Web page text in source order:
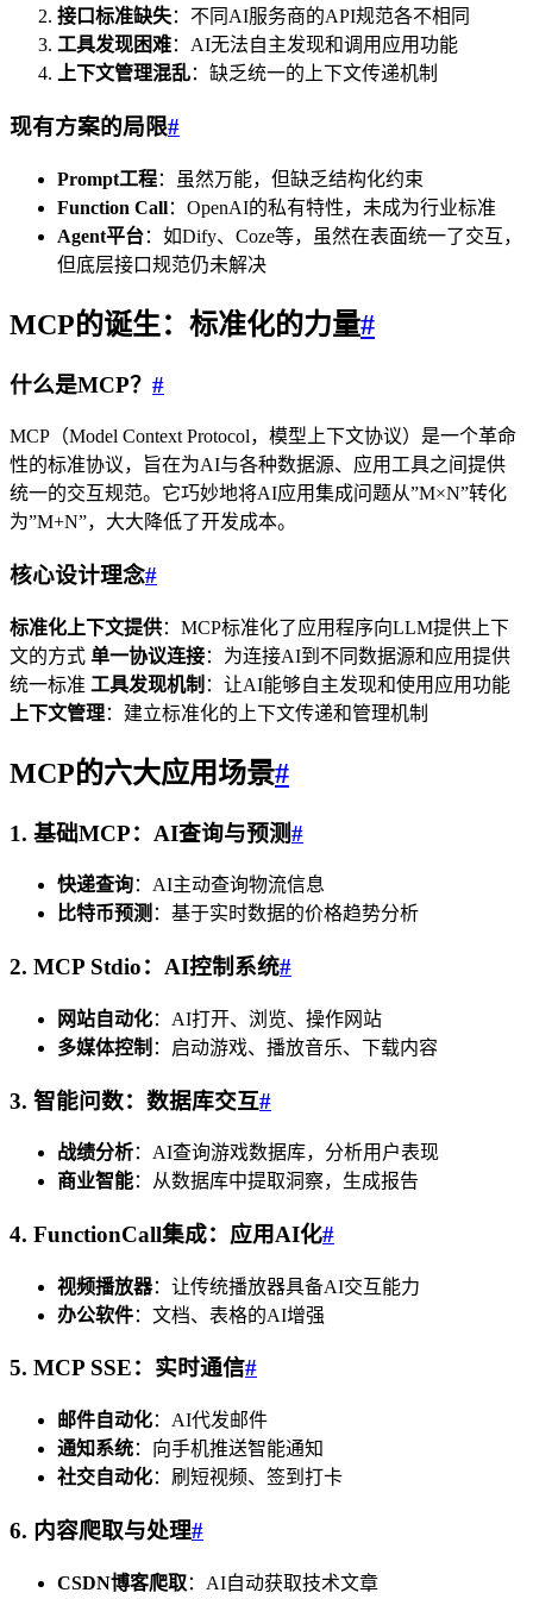
接口标准缺失：不同AI服务商的API规范各不相同
工具发现困难：AI无法自主发现和调用应用功能
上下文管理混乱：缺乏统一的上下文传递机制
现有方案的局限#
Prompt工程：虽然万能，但缺乏结构化约束
Function Call：OpenAI的私有特性，未成为行业标准
Agent平台：如Dify、Coze等，虽然在表面统一了交互，
但底层接口规范仍未解决
MCP的诞生：标准化的力量#
什么是MCP？ #
MCP（Model Context Protocol，模型上下文协议）是一个革命
性的标准协议，旨在为AI与各种数据源、应用工具之间提供
统一的交互规范。它巧妙地将AI应用集成问题从”M×N”转化
为”M+N”，大大降低了开发成本。
核心设计理念#
标准化上下文提供：MCP标准化了应用程序向LLM提供上下
文的方式 单一协议连接：为连接AI到不同数据源和应用提供
统一标准 工具发现机制 ：让AI能够自主发现和使用应用功能
上下文管理：建立标准化的上下文传递和管理机制
MCP的六大应用场景#
1. 基础MCP：AI查询与预测#
快递查询：AI主动查询物流信息
比特币预测 ：基于实时数据的价格趋势分析
2. MCP Stdio：AI控制系统#
网站自动化：AI打开、浏览、操作网站
多媒体控制 ：启动游戏、播放音乐、下载内容
3. 智能问数：数据库交互#
战绩分析：AI查询游戏数据库，分析用户表现
商业智能：从数据库中提取洞察，生成报告
4. FunctionCall集成：应用AI化#
视频播放器：让传统播放器具备AI交互能力
办公软件：文档、表格的AI增强
5. MCP SSE：实时通信#
邮件自动化：AI代发邮件
通知系统：向手机推送智能通知
社交自动化：刷短视频、签到打卡
6. 内容爬取与处理#
CSDN博客爬取：AI自动获取技术文章